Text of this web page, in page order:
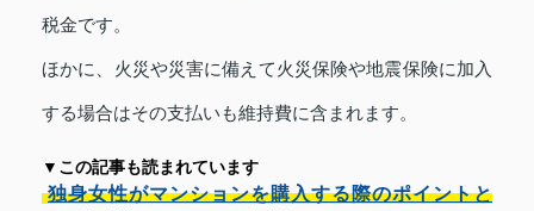
税金です。
ほかに、火災や災害に備えて火災保険や地震保険に加入
する場合はその支払いも維持費に含まれます。
▼この記事も読まれています
独身女性がマンションを購入する際のポイントと